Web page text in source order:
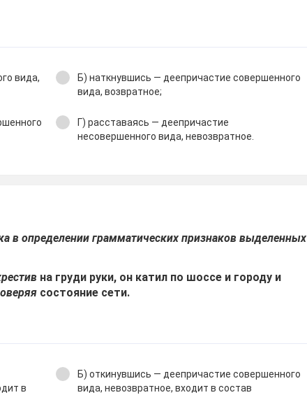
вида,
Б) наткнувшись — деепричастие совершенного
вида, возвратное;
Г) расставаясь — деепричастие
несовершенного вида, невозвратное.
в определении грамматических признаков выделенных
на груди руки, он катил по шоссе и городу и
состояние сети.
в
Б) откинувшись — деепричастие совершенного
вида, невозвратное, входит в состав